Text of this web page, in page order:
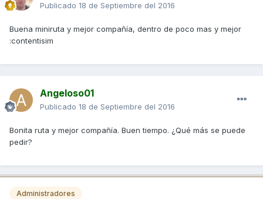
Publicado 18 de Septiembre del 2016
Buena miniruta y mejor compañía, dentro de poco mas y mejor
:contentisim
Angeloso01
Publicado 18 de Septiembre del 2016
Bonita ruta y mejor compañía. Buen tiempo. ¿Qué más se puede
pedir?
Administradores